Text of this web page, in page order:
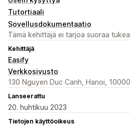
Tutortiaali
Sovellusdokumentaatio
Tämä kehittäjä ei tarjoa suoraa
Kehittäjä
Easify
Verkkosivusto
130 Nguyen Duc Canh, Hanoi,
Lanseerattu
20. huhtikuu 2023
Tietojen käyttöoikeus